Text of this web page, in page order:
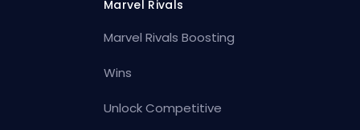
Marvel Rivals
Marvel Rivals Boosting
Wins
Unlock Competitive